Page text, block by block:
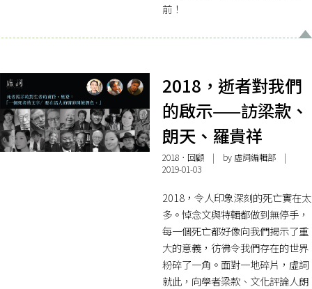
前！
2018，逝者對我們
的啟示——訪梁款、
朗天、羅貴祥
2018．回顧| by 虛詞編輯部 |
2019-01-03
2018，令人印象深刻的死亡實在太
多。悼念文與特輯都做到無停手，
每一個死亡都好像向我們揭示了重
大的意義，彷彿令我們存在的世界
粉碎了一角。面對一地碎片，虛詞
就此，向學者梁款、文化評論人朗